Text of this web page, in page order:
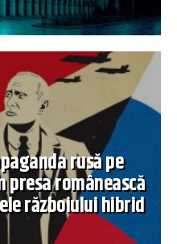
rusă pe
românească
războiului hibrid